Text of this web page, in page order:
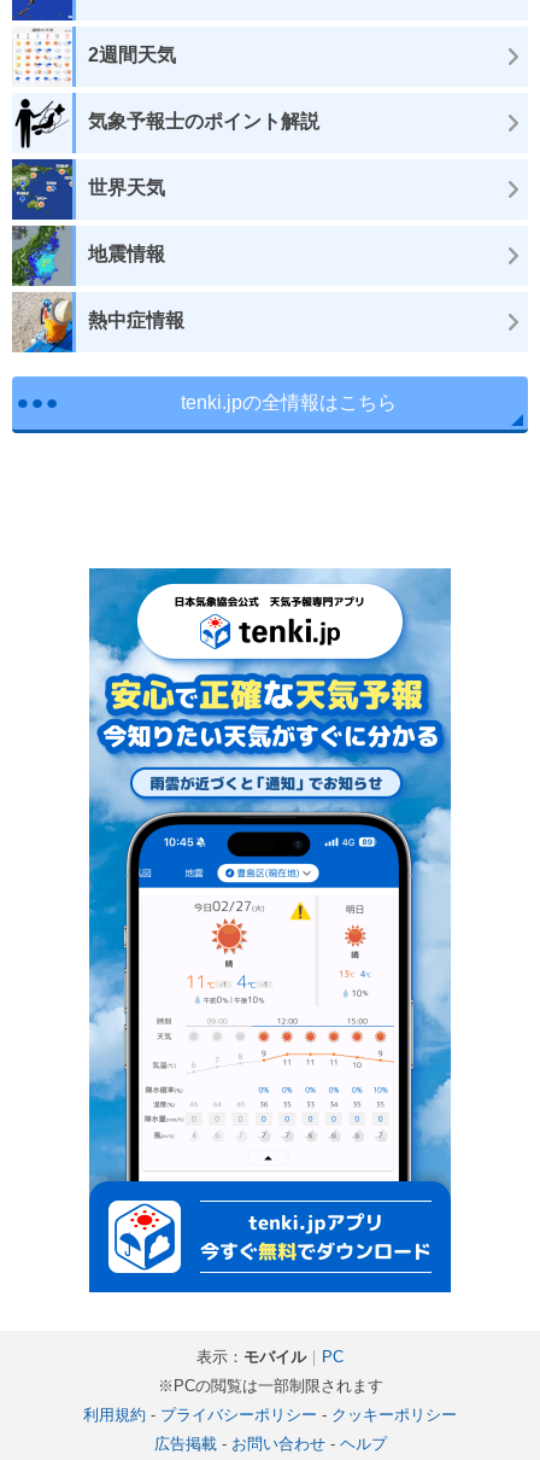
2週間天気
気象予報士のポイント解説
世界天気
地震情報
熱中症情報
tenki.jpの全情報はこちら
表示： モバイル｜ PC
※PCの閲覧は一部制限されます
利用規約 - プライバシーポリシー - クッキーポリシー
広告掲載- お問い合わせ- ヘルプ